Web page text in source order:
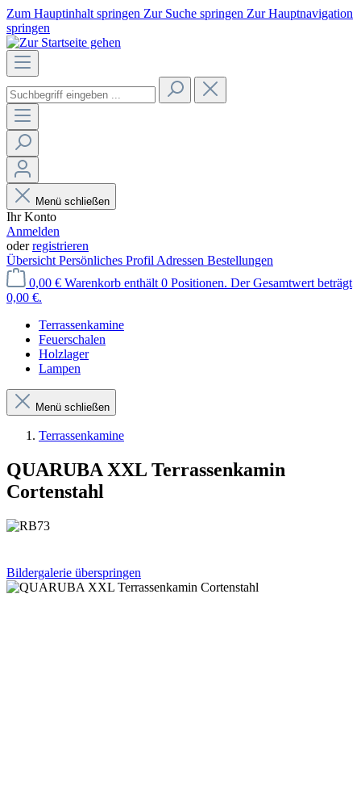
Zum Hauptinhalt springen Zur Suche springen Zur Hauptnavigation
springen
Menü schließen
Ihr Konto
Anmelden
oderregistrieren
Übersicht Persönliches Profil Adressen Bestellungen
0,00 € Warenkorb enthält 0 Positionen. Der Gesamtwert beträgt
0,00 €.
Terrassenkamine
Feuerschalen
Holzlager
Lampen
Menü schließen
Terrassenkamine
QUARUBA XXL Terrassenkamin
Cortenstahl
Bildergalerie überspringen